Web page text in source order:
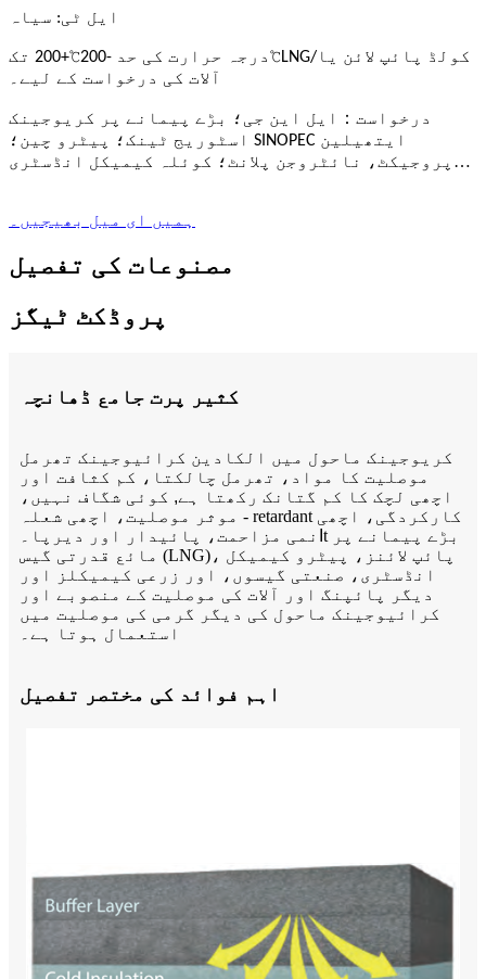
ایل ٹی: سیاہ
درجہ حرارت کی حد -200 ℃+200 تک ℃LNG/کولڈ پائپ لائن یا
آلات کی درخواست کے لیے۔
درخواست ：
ایل این جی؛ بڑے پیمانے پر کریوجینک
اسٹوریج ٹینک؛ پیٹرو چین؛ SINOPEC ایتھیلین
پروجیکٹ، نائٹروجن پلانٹ؛ کوئلہ کیمیکل انڈسٹری …
ہمیں ای میل بھیجیں۔
مصنوعات کی تفصیل
پروڈکٹ ٹیگز
کثیر پرت جامع ڈھانچہ
کریوجینک ماحول میں الکادین کرائیوجینک تھرمل
موصلیت کا مواد، تھرمل چالکتا، کم کثافت اور
اچھی لچک کا کم گتانک رکھتا ہے, کوئی شگاف نہیں،
موثر موصلیت، اچھی شعلہ - retardant کارکردگی، اچھی
نمی مزاحمت، پائیدار اور دیرپا۔ t بڑے پیمانے پر
مائع قدرتی گیس (LNG)، پائپ لائنز، پیٹرو کیمیکل
انڈسٹری، صنعتی گیسوں، اور زرعی کیمیکلز اور
دیگر پائپنگ اور آلات کی موصلیت کے منصوبے اور
کرائیوجینک ماحول کی دیگر گرمی کی موصلیت میں
استعمال ہوتا ہے۔
اہم فوائد کی مختصر تفصیل